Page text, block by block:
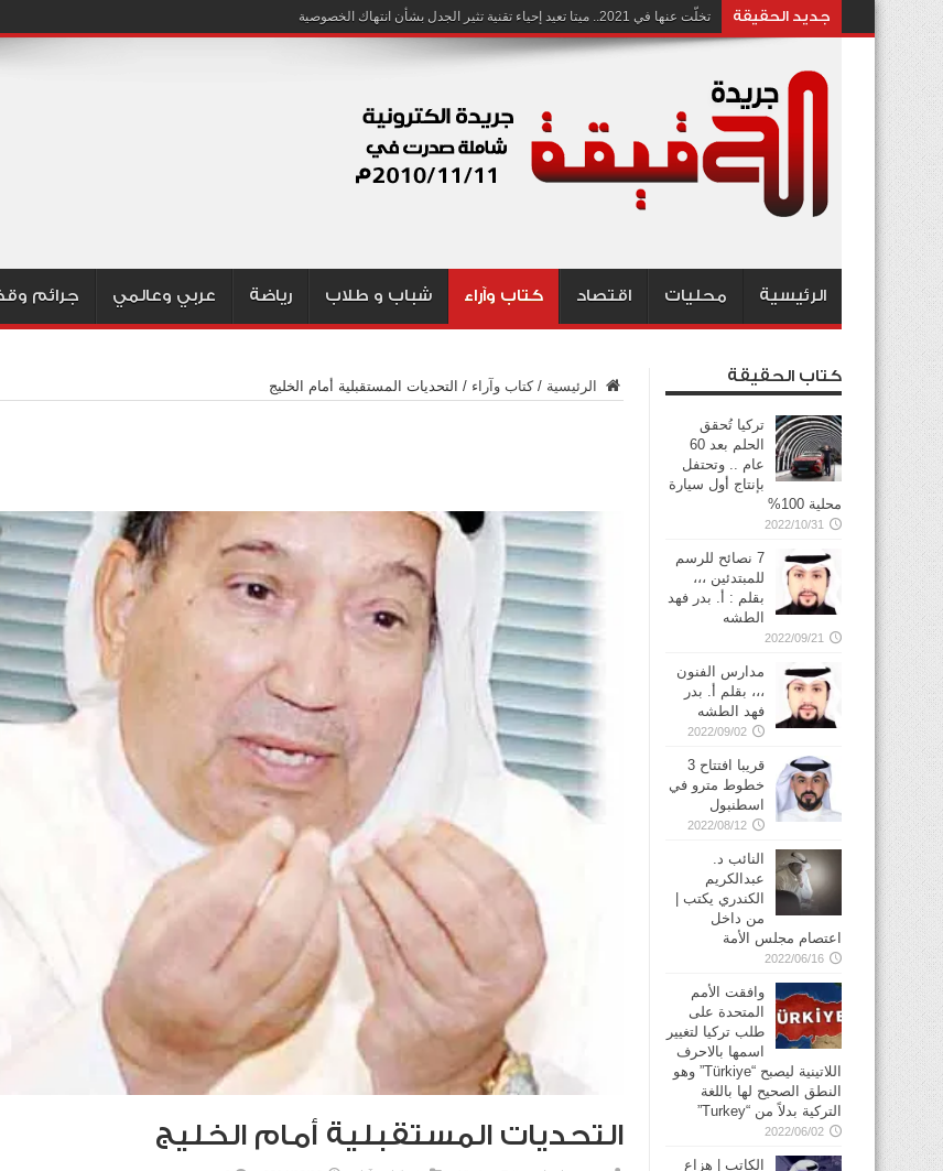
جديد الحقيقة تخلّت عنها في 2021.. ميتا تعيد إحياء تقنية تثير الجدل بشأن انتهاك الخصوصية
الرئيسية محليات اقتصاد كتاب وآراء شباب و طلاب رياضة عربي وعالمي جرائم
الرئيسية / كتاب وآراء / التحديات المستقبلية أمام الخليج
التحديات المستقبلية أمام الخليج
كتاب الحقيقة
تركيا تُحقق
الحلم بعد 60
عام .. وتحتفل
بإنتاج أول سيارة
محلية 100%
2022/10/31
7 نصائح للرسم
للمبتدئين ،،،
بقلم : أ. بدر فهد
الطشه
2022/09/21
مدارس الفنون
،،، بقلم أ. بدر
فهد الطشه
2022/09/02
قريبا افتتاح 3
خطوط مترو في
2022/08/12
النائب د.
عبدالكريم
الكندري يكتب |
من داخل
اعتصام مجلس الأمة
2022/06/16
وافقت الأمم
المتحدة على
طلب تركيا لتغيير
اسمها بالاحرف
اللاتينية ليصبح “Türkiye” وهو
النطق الصحيح لها باللغة
التركية بدلاً من “Turkey”
2022/06/02
الكاتب | هزاع